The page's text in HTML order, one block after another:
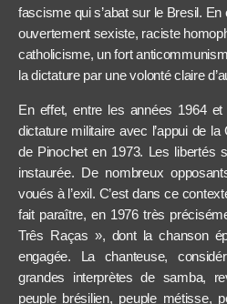
fascisme qui s’abat sur le Bresil.
ouvertement sexiste, raciste
catholicisme, un fort
la dictature par une volonté claire
En effet, entre les années 1964
dictature militaire avec l’appui de la
de Pinochet en 1973. Les libertés
instaurée. De nombreux
voués à l’exil. C’est dans ce
fait paraître, en 1976 très
Três Raças », dont la chanson
engagée. La chanteuse,
grandes interprètes de samba,
peuple brésilien, peuple métisse,